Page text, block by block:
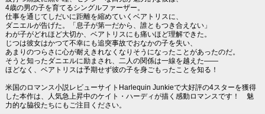
4歳の男の子を育てるシングルファーザー。
仕事を通じてしだいに距離を縮めていくベアトリスに、
ダニエルが告げた。「息子が第一だから、誰ともつき合えない」
わが子がどれほど大切か、ベアトリスにも痛いほど理解できた。
じつは彼女はかつて不幸にも追突事故でおなかの子を失い、
あまりのつらさに心が耐えきれなくなりそうになったことがあったのだ。
そうと知ったダニエルに励まされ、二人の関係は一線を越えた――
ほどなく、ベアトリスは予期せず彼の子を身ごもったことを知る！
米国のロマンス小説レビューサイトHarlequin Junkieで大好評の4スターを獲得
した本作は、人気急上昇中のケイト・ハーディが描く感動ロマンスです！ 魅
力的な脇役たちにもご注目ください。